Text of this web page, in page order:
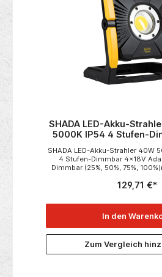
wieder schnell aufladen.
103mmBreite:
SHADA LED-Akku-
5000K IP54 4 Stufen-
SHADA LED-Akku-Strahler 40W
4 Stufen-Dimmbar 4x18V
Dimmbar (25%, 50%, 75%,
(5,0 Ah ca.5 Stunden) inkl. 4
Makita Achtung !optional gegen
129,71 €*
In den
Zum Vergleich